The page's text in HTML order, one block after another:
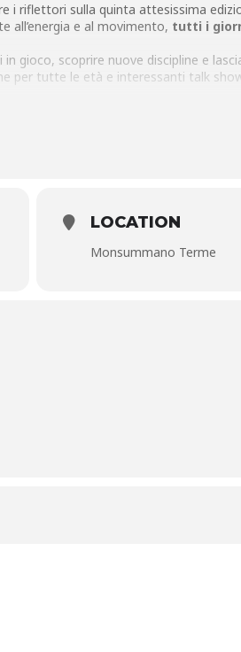
i riflettori sulla quinta attesissima
all’energia e al movimento, tutti i
gioco, scoprire nuove discipline e
per tutte le età e interessanti talk
a tutti: appassionati, famiglie, curiosi e
LOCATION
Monsummano Terme